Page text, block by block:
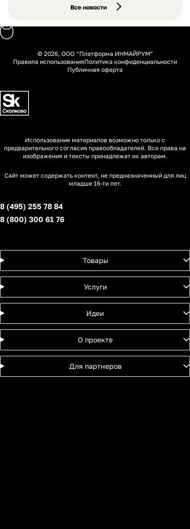
Все новости
© 2026, ООО “Платформа ИНМАЙРУМ”
Правила использованияПолитика конфиденциальности
Публичная оферта
Использование материалов возможно только с
предварительного согласия правообладателей. Все права на
изображения и тексты принадлежат их авторам.
Сайт может содержать контент, не предназначенный для лиц
младше 16-ти лет.
8 (495) 255 78 84
8 (800) 300 61 76
Товары
Услуги
Идеи
О проекте
Для партнеров